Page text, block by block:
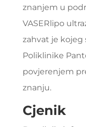
znanjem u
VASERlipo
zahvat je kojeg
Poliklinike
povjerenjem
znanju.
Cjenik